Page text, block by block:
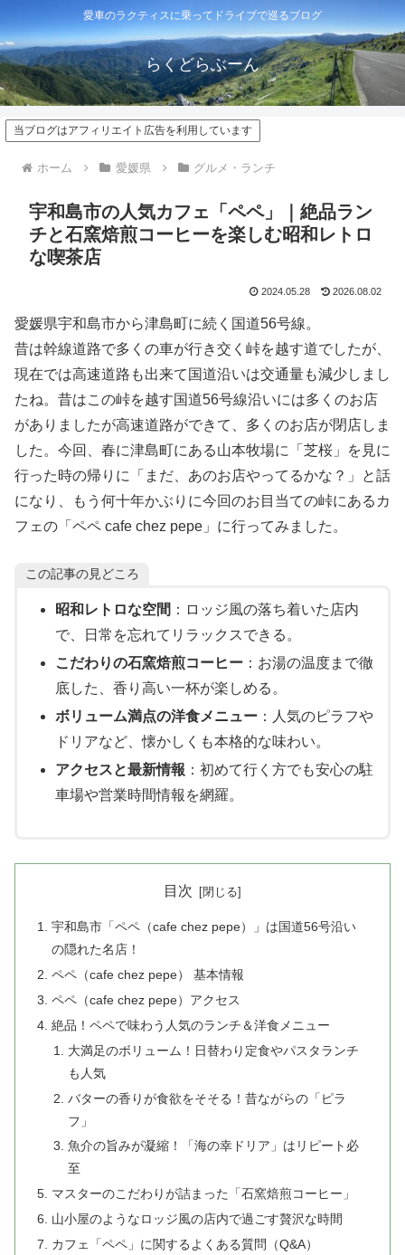
愛車のラクティスに乗ってドライブで巡るブログ
らくどらぶーん
当ブログはアフィリエイト広告を利用しています
ホーム 愛媛県 グルメ・ランチ
宇和島市の人気カフェ「ペペ」｜絶品ラン
チと石窯焙煎コーヒーを楽しむ昭和レトロ
な喫茶店
2024.05.28 2026.08.02
愛媛県宇和島市から津島町に続く国道56号線。
昔は幹線道路で多くの車が行き交く峠を越す道でしたが、
現在では高速道路も出来て国道沿いは交通量も減少しまし
たね。昔はこの峠を越す国道56号線沿いには多くのお店
がありましたが高速道路ができて、多くのお店が閉店しま
した。今回、春に津島町にある山本牧場に「芝桜」を見に
行った時の帰りに「まだ、あのお店やってるかな？」と話
になり、もう何十年かぶりに今回のお目当ての峠にあるカ
フェの「ペペ cafe chez pepe」に行ってみました。
この記事の見どころ
昭和レトロな空間 ：ロッジ風の落ち着いた店内
で、日常を忘れてリラックスできる。
こだわりの石窯焙煎コーヒー：お湯の温度まで徹
底した、香り高い一杯が楽しめる。
ボリューム満点の洋食メニュー：人気のピラフや
ドリアなど、懐かしくも本格的な味わい。
アクセスと最新情報 ：初めて行く方でも安心の駐
車場や営業時間情報を網羅。
目次
宇和島市「ペペ（cafe chez pepe）」は国道56号沿い
の隠れた名店！
ペペ（cafe chez pepe） 基本情報
ペペ（cafe chez pepe）アクセス
絶品！ペペで味わう人気のランチ＆洋食メニュー
大満足のボリューム！日替わり定食やパスタランチ
も人気
バターの香りが食欲をそそる！昔ながらの「ピラ
フ」
魚介の旨みが凝縮！「海の幸ドリア」はリピート必
至
マスターのこだわりが詰まった「石窯焙煎コーヒー」
山小屋のようなロッジ風の店内で過ごす贅沢な時間
カフェ「ペペ」に関するよくある質問（Q&A）